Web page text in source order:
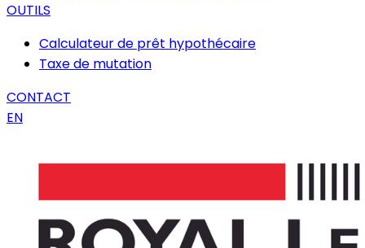
OUTILS
Calculateur de prêt hypothécaire
Taxe de mutation
CONTACT
EN